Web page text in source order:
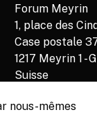
Forum Meyrin
1, place des
Case postale
1217 Meyrin 1 -
Suisse
nous-mêmes